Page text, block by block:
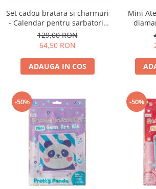
Set cadou bratara si charmuri
- Calendar pentru sarbatorit
evenimente - Cool To Be Kind
129,00 RON
64,50 RON
ADAUGA IN COS
Mini
-50% -50%